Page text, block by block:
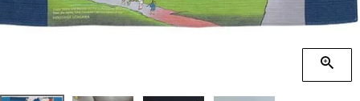
プチギフト
伊砂文様